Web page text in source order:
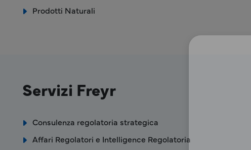
Prodotti Naturali
Servizi Freyr
Consulenza regolatoria strategica
Affari Regolatori e Intelligence Regolatoria